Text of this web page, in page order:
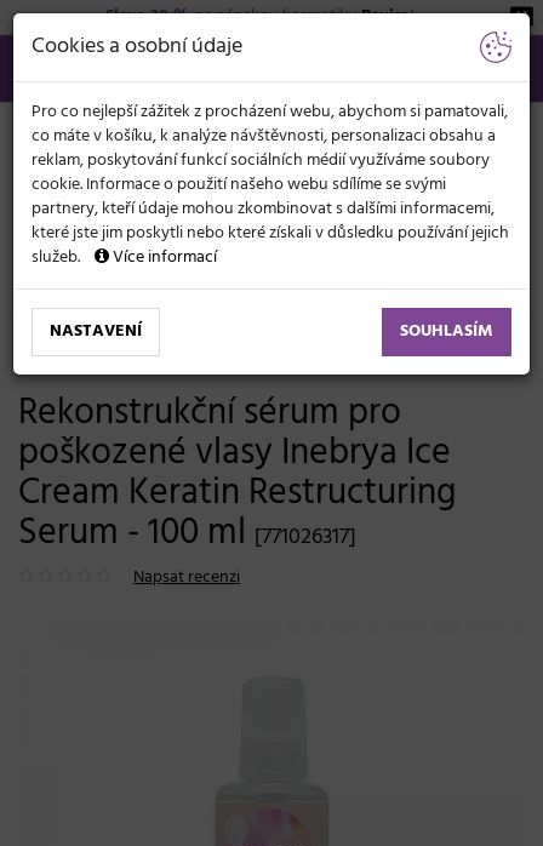
Sleva 20 %na pánskou kosmetikuBeviro!
566 440 099
info@svetkadernictvi.cz
Po−pá: 8−17
Vše o nákupu Kč
KATEGORIE
MENU
Vlasová kosmetika Sérum, mléka, spreje Suché vlasy
-3%
Rekonstrukční sérum pro
poškozené vlasy Inebrya Ice
Cream Keratin Restructuring
Serum - 100 ml [771026317]
Napsat recenzi
Cookies a osobní údaje
Pro co nejlepší zážitek z procházení webu, abychom si pamatovali,
co máte v košíku, k analýze návštěvnosti, personalizaci obsahu a
reklam, poskytování funkcí sociálních médií využíváme soubory
cookie. Informace o použití našeho webu sdílíme se svými
partnery, kteří údaje mohou zkombinovat s dalšími informacemi,
které jste jim poskytli nebo které získali v důsledku používání jejich
služeb.
Více informací
NASTAVENÍ SOUHLASÍM